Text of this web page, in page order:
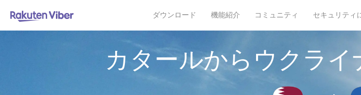
ダウンロード 機能紹介 コミュニティ セキュリティ
カタールからウクラ